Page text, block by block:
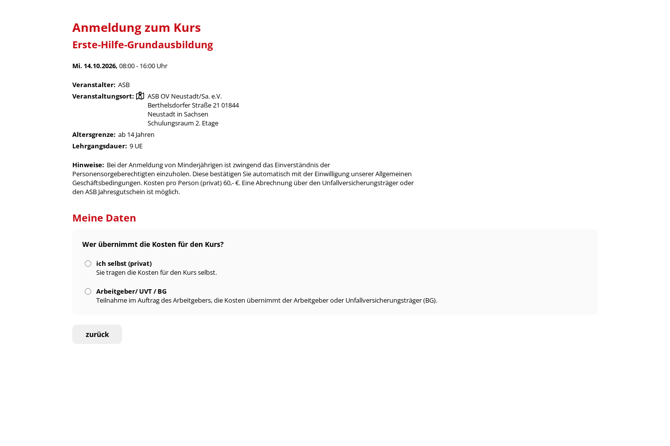
Anmeldung zum Kurs
Erste-Hilfe-Grundausbildung
Mi. 14.10.2026,08:00 - 16:00 Uhr
Veranstalter: ASB
Veranstaltungsort:
ASB OV Neustadt/Sa. e.V.
Berthelsdorfer Straße 21 01844
Neustadt in Sachsen
Schulungsraum 2. Etage
Altersgrenze: ab 14 Jahren
Lehrgangsdauer: 9 UE
Hinweise: Bei der Anmeldung von Minderjährigen ist zwingend das Einverständnis der
Personensorgeberechtigten einzuholen. Diese bestätigen Sie automatisch mit der Einwilligung unserer Allgemeinen
Geschäftsbedingungen. Kosten pro Person (privat) 60,- €. Eine Abrechnung über den Unfallversicherungsträger oder
den ASB Jahresgutschein ist möglich.
Meine Daten
Wer übernimmt die Kosten für den Kurs?
ich selbst (privat)
Sie tragen die Kosten für den Kurs selbst.
Arbeitgeber/ UVT / BG
Teilnahme im Auftrag des Arbeitgebers, die Kosten übernimmt der Arbeitgeber oder Unfallversicherungsträger (BG).
zurück